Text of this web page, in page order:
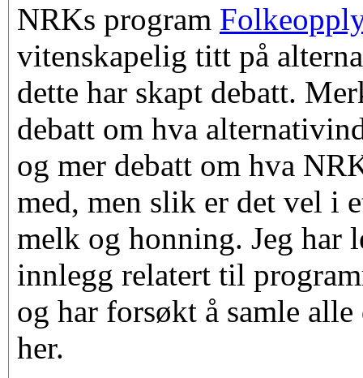
NRKs program
vitenskapelig titt på
dette har skapt debatt.
debatt om hva
og mer debatt om hva
med, men slik er det vel i
melk og honning. Jeg har
innlegg relatert til
og har forsøkt å samle
her.